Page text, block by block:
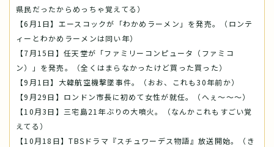
県民だったからめっちゃ覚えてる）
【6月1日】エースコックが「わかめラーメン」を発売。（ロンテ
ィーとわかめラーメンは同い年）
【7月15日】任天堂が「ファミリーコンピュータ（ファミコ
ン）」を発売。（全くはまらなかったけど買った買った）
【9月1日】大韓航空機撃墜事件。（おお、これも30年前か）
【9月29日】ロンドン市長に初めて女性が就任。（へぇ～～～）
【10月3日】三宅島21年ぶりの大噴火。（なんかこれもすごい覚
えてる）
【10月18日】TBSドラマ『スチュワーデス物語』放送開始。（き